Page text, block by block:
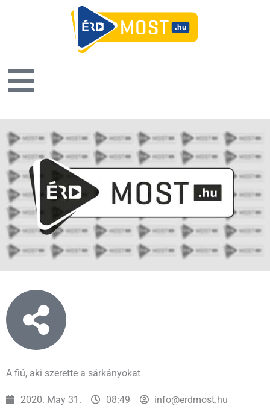
A fiú, aki szerette a sárkányokat
2020. May 31. 08:49 info@erdmost.hu